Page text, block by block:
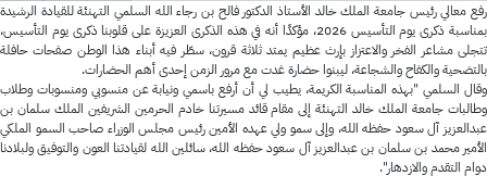
رفع معالي رئيس جامعة الملك خالد الأستاذ الدكتور فالح بن رجاء الله السلمي التهنئة للقيادة الرشيدة
بمناسبة ذكرى يوم التأسيس 2026، مؤكدًا أنه في هذه الذكرى العزيزة على قلوبنا ذكرى يوم التأسيس،
تتجلى مشاعر الفخر والاعتزاز بإرث عظيم يمتد ثلاثة قرون، سطّر فيه أبناء هذا الوطن صفحات حافلة
بالتضحية والكفاح والشجاعة، ليبنوا حضارة غدت مع مرور الزمن إحدى أهم الحضارات.
وقال السلمي "بهذه المناسبة الكريمة، يطيب لي أن أرفع باسمي ونيابة عن منسوبي ومنسوبات وطلاب
وطالبات جامعة الملك خالد التهنئة إلى مقام قائد مسيرتنا خادم الحرمين الشريفين الملك سلمان بن
عبدالعزيز آل سعود حفظه الله، وإلى سمو ولي عهده الأمين رئيس مجلس الوزراء صاحب السمو الملكي
الأمير محمد بن سلمان بن عبدالعزيز آل سعود حفظه الله، سائلين الله لقيادتنا العون والتوفيق ولبلادنا
دوام التقدم والازدهار".